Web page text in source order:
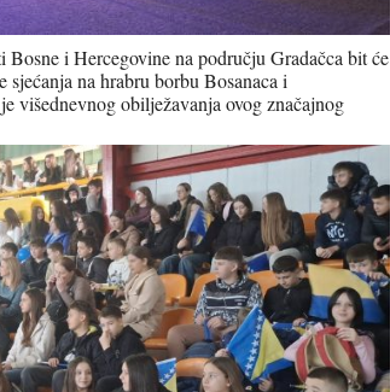
i Hercegovine na području Gradačca bit će
na hrabru borbu Bosanaca i
višednevnog obilježavanja ovog značajnog